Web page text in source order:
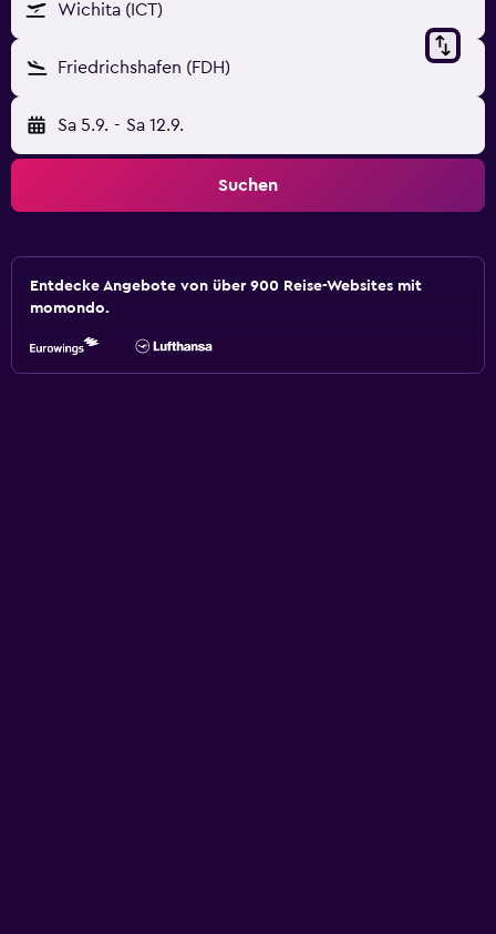
Wichita (ICT)
Friedrichshafen (FDH)
Sa 5.9. - Sa 12.9.
Suchen
Entdecke Angebote von über 900 Reise-Websites mit
momondo.